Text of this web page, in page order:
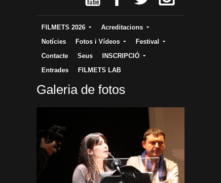
FILMETS 2026
Acreditacions
Notícies
Fotos i Vídeos
Festival
Contacte
Seus
INSCRIPCIÓ
Entrades
FILMETS LAB
Galeria de fotos